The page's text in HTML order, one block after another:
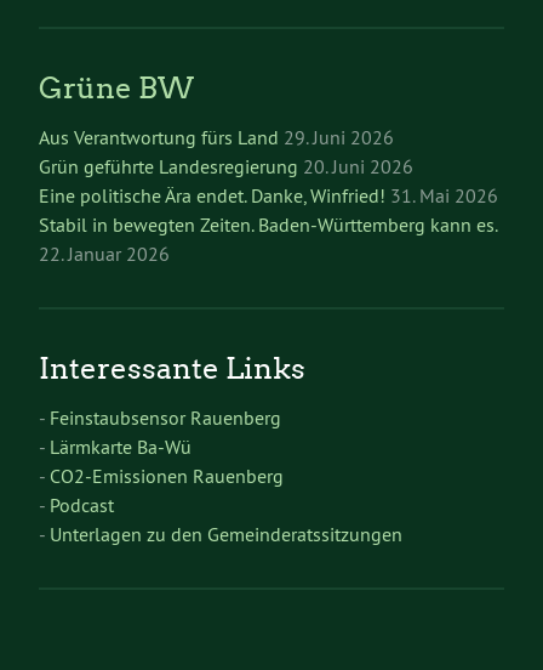
Grüne BW
Aus Verantwortung fürs Land 29. Juni 2026
Grün geführte Landesregierung 20. Juni 2026
Eine politische Ära endet. Danke, Winfried! 31. Mai 2026
Stabil in bewegten Zeiten. Baden-Württemberg kann es.
22. Januar 2026
Interessante Links
- Feinstaubsensor Rauenberg
- Lärmkarte Ba-Wü
- CO2-Emissionen Rauenberg
- Podcast
- Unterlagen zu den Gemeinderatssitzungen